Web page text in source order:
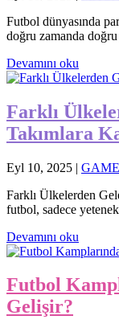
Futbol dünyasında
doğru zamanda
Devamını oku
Farklı
Takımlara
Eyl 10, 2025 |
Farklı Ülkelerden
futbol, sadece
Devamını oku
Futbol
Gelişir?